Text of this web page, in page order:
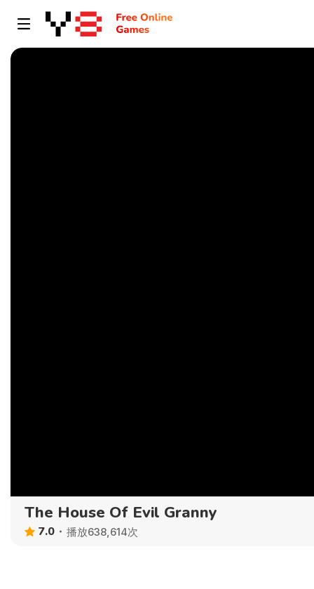
The House Of Evil Granny
7.0 播放638,614次